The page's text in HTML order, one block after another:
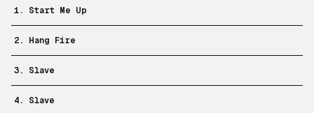
1. Start Me Up
2. Hang Fire
3. Slave
4. Slave